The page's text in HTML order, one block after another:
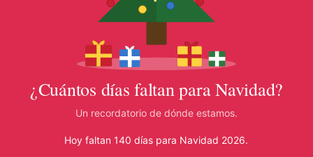
¿Cuántos días faltan para Navidad?
Un recordatorio de dónde estamos.
Hoy faltan 140 días para Navidad 2026.